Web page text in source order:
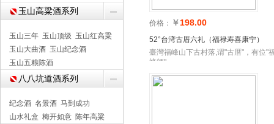
玉山高粱酒系列
玉山三年 玉山顶级 玉山红高粱
玉山大曲酒 玉山纪念酒
玉山五粮陈酒
八八坑道酒系列
纪念酒 名景酒 马到成功
山水礼盒 梅开如意 陈年高粱
价格： ￥198.00
52°台湾古厝六礼（福禄寿喜康宁）
臺灣福峰山下古村落,谓"古厝"，有位"
祿師"